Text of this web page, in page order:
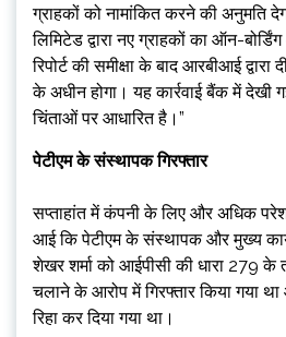
ग्राहकों को नामांकित करने की अनुमति
लिमिटेड द्वारा नए ग्राहकों का ऑन-
रिपोर्ट की समीक्षा के बाद आरबीआई द्वारा
के अधीन होगा। यह कार्रवाई बैंक में देखी
चिंताओं पर आधारित है।”
पेटीएम के संस्थापक गिरफ्तार
सप्ताहांत में कंपनी के लिए और अधिक
आई कि पेटीएम के संस्थापक और मुख्य
शेखर शर्मा को आईपीसी की धारा 279 के
चलाने के आरोप में गिरफ्तार किया गया
रिहा कर दिया गया था।